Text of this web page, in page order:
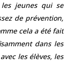
jeunes qui se
de prévention,
cela a été fait
dans les
les élèves, les